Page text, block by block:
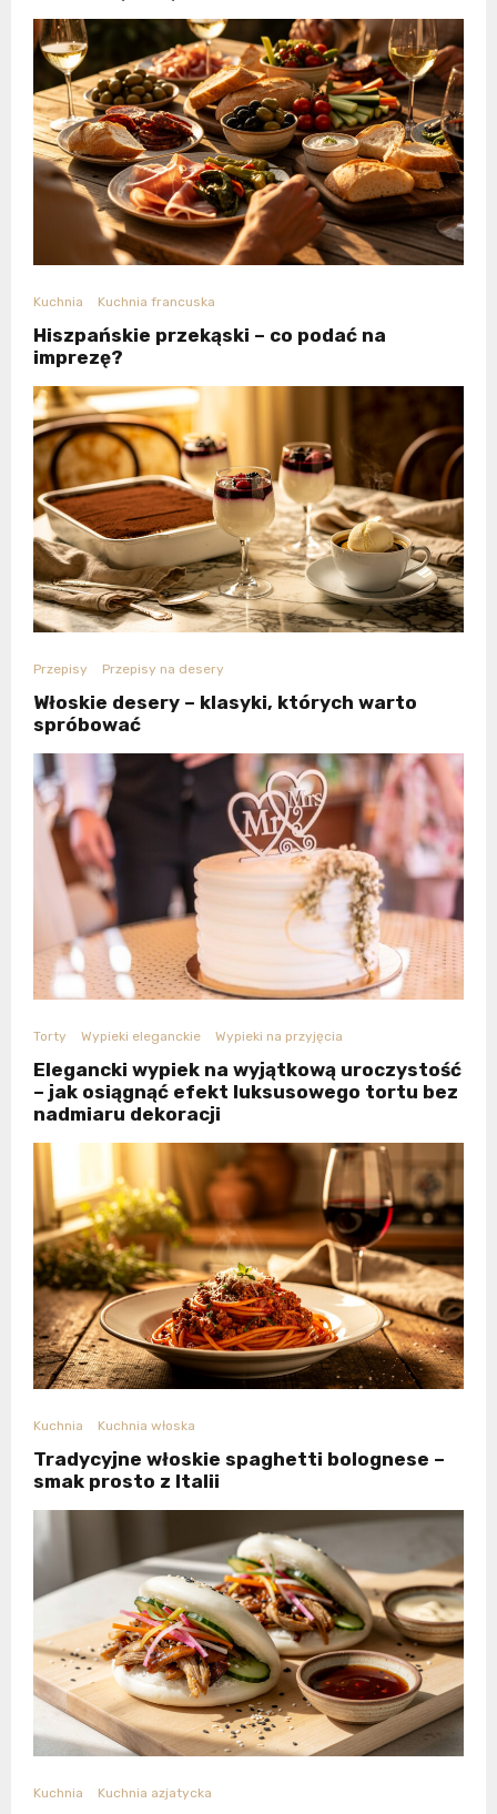
Kuchnia Kuchnia francuska
Hiszpańskie przekąski – co podać na
imprezę?
Przepisy Przepisy na desery
Włoskie desery – klasyki, których warto
spróbować
Torty Wypieki eleganckie Wypieki na przyjęcia
Elegancki wypiek na wyjątkową uroczystość
– jak osiągnąć efekt luksusowego tortu bez
nadmiaru dekoracji
Kuchnia Kuchnia włoska
Tradycyjne włoskie spaghetti bolognese –
smak prosto z Italii
Kuchnia Kuchnia azjatycka